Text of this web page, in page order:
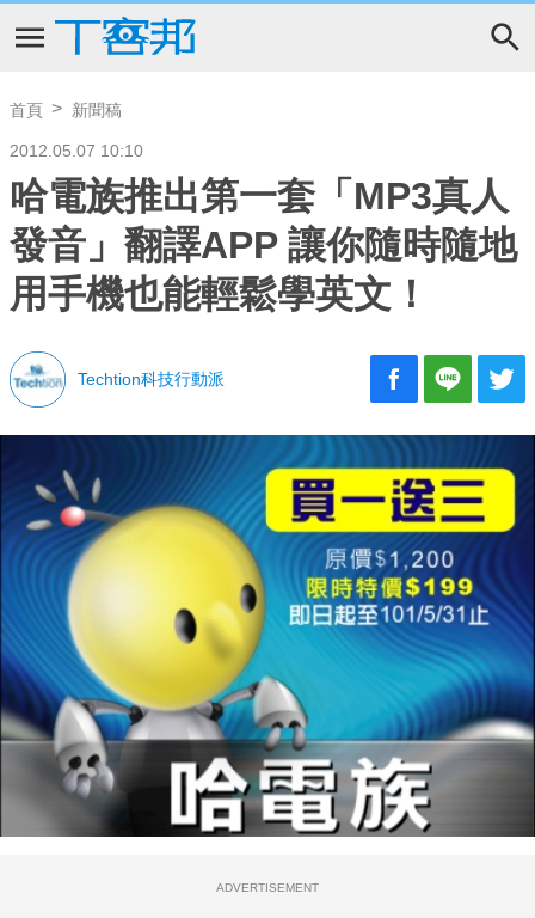
首頁 新聞稿
2012.05.07 10:10
哈電族推出第一套「MP3真人
發音」翻譯APP 讓你隨時隨地
用手機也能輕鬆學英文！
Techtion科技行動派
ADVERTISEMENT